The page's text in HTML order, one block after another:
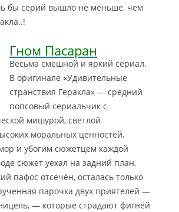
бы серий вышло не меньше, чем
Гном Пасаран
Весьма смешной и яркий сериал.
В оригинале «Удивительные
странствия Геракла» — средний
попсовый сериальчик с
мишурой, светлой
моральных ценностей,
и убогим сюжетцем каждой
сюжет уехал на задний план,
пафос отсечён, осталась только
парочка двух приятелей —
— которые страдают фигнёй